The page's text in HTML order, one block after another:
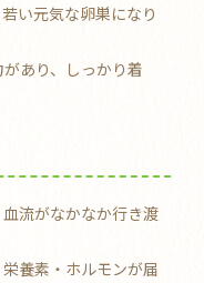
い元気な卵巣になり
あり、しっかり着
流がなかなか行き渡
養素・ホルモンが届